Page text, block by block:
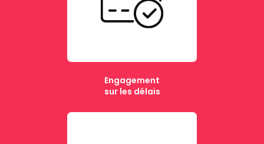
Engagement
sur les délais